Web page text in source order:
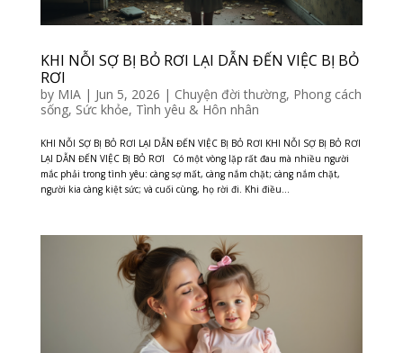
KHI NỖI SỢ BỊ BỎ RƠI LẠI DẪN ĐẾN VIỆC BỊ BỎ
RƠI
by MIA| Jun 5, 2026 | Chuyện đời thường, Phong cách
sống, Sức khỏe, Tình yêu & Hôn nhân
KHI NỖI SỢ BỊ BỎ RƠI LẠI DẪN ĐẾN VIỆC BỊ BỎ RƠI KHI NỖI SỢ BỊ BỎ RƠI
LẠI DẪN ĐẾN VIỆC BỊ BỎ RƠI Có một vòng lặp rất đau mà nhiều người
mắc phải trong tình yêu: càng sợ mất, càng nắm chặt; càng nắm chặt,
người kia càng kiệt sức; và cuối cùng, họ rời đi. Khi điều...